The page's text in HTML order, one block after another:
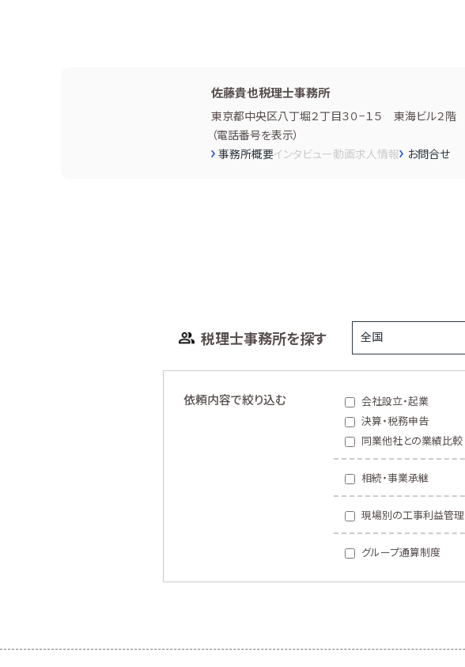
佐藤貴也税理士事務所
東京都中央区八丁堀２丁目３０−１５ 東海ビル２階
（電話番号を表示）
事務所概要インタビュー動画求人情報 お問合せ
税理士事務所を探す
依頼内容で絞り込む 会社設立・起業
決算・税務申告
同業他社との業績比較
相続・事業承継
現場別の工事利益管理
グループ通算制度